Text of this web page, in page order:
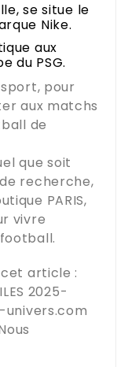
se situe le
Nike.
aux
du PSG.
pour
aux matchs
de
que soit
recherche,
PARIS,
vivre
cet article :
2025-